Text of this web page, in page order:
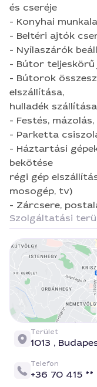
Zárcsere,
és cseréje
- Konyhai
- Beltéri ajtók
- Nyílaszárók
- Bútor
- Bútorok
elszállítása,
hulladék
- Festés, mázolás,
- Parketta
- Háztartási
bekötése
régi gép
mosogép, tv)
- Zárcsere,
Szolgáltatási
Terület
1013 ,
Telefon
+36 70 415 **